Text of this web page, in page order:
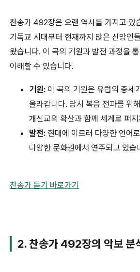
찬송가 492장은 오랜 역사를 가지고 있
기독교 시대부터 현재까지 많은 신앙인
왔습니다. 이 곡의 기원과 발전 과정을
이해할 수 있습니다.
기원: 이 곡의 기원은 유럽의 중세
올라갑니다. 당시 복음 전파를 위
개신교의 확산과 함께 세계로 퍼
발전: 현대에 이르러 다양한 언어
다양한 문화권에서 연주되고 있습
찬송가 듣기 바로가기
2. 찬송가 492장의 악보 분